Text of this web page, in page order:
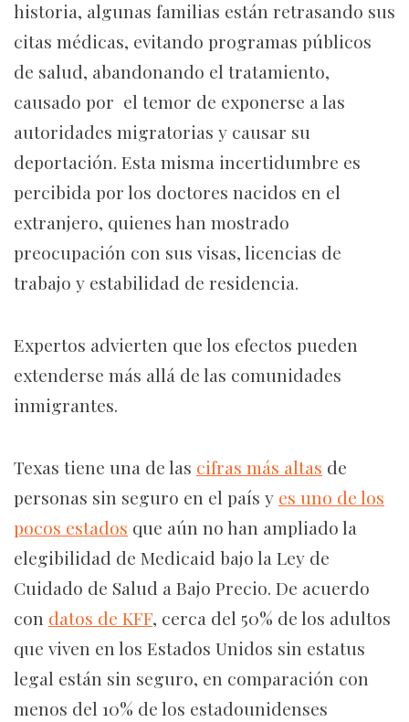
historia, algunas familias están retrasando sus
citas médicas, evitando programas públicos
de salud, abandonando el tratamiento,
causado por el temor de exponerse a las
autoridades migratorias y causar su
deportación. Esta misma incertidumbre es
percibida por los doctores nacidos en el
extranjero, quienes han mostrado
preocupación con sus visas, licencias de
trabajo y estabilidad de residencia.
Expertos advierten que los efectos pueden
extenderse más allá de las comunidades
inmigrantes.
Texas tiene una de las cifras más altas de
personas sin seguro en el país y es uno de los
pocos estados que aún no han ampliado la
elegibilidad de Medicaid bajo la Ley de
Cuidado de Salud a Bajo Precio. De acuerdo
con datos de KFF, cerca del 50% de los adultos
que viven en los Estados Unidos sin estatus
legal están sin seguro, en comparación con
menos del 10% de los estadounidenses